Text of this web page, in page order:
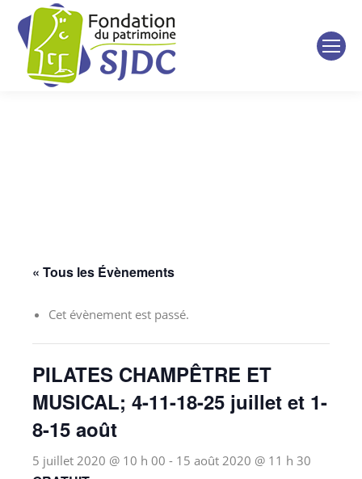
« Tous les Évènements
Cet évènement est passé.
PILATES CHAMPÊTRE ET
MUSICAL; 4-11-18-25 juillet et 1-
8-15 août
5 juillet 2020 @ 10 h 00 - 15 août 2020 @ 11 h 30